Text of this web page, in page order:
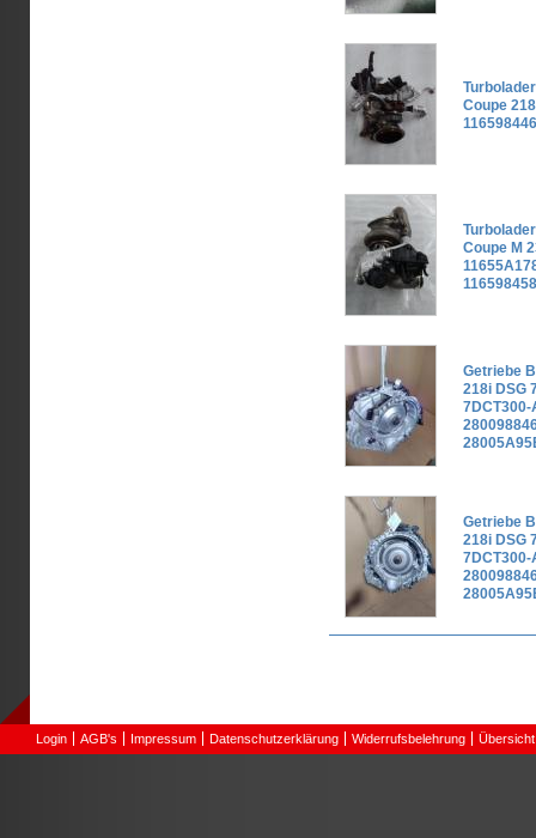
Coupe
Coupe M
Getriebe
218i DSG
7DCT300-
Getriebe
218i DSG
7DCT300-
Login AGB's Impressum Datenschutzerklärung Widerrufsbelehrung